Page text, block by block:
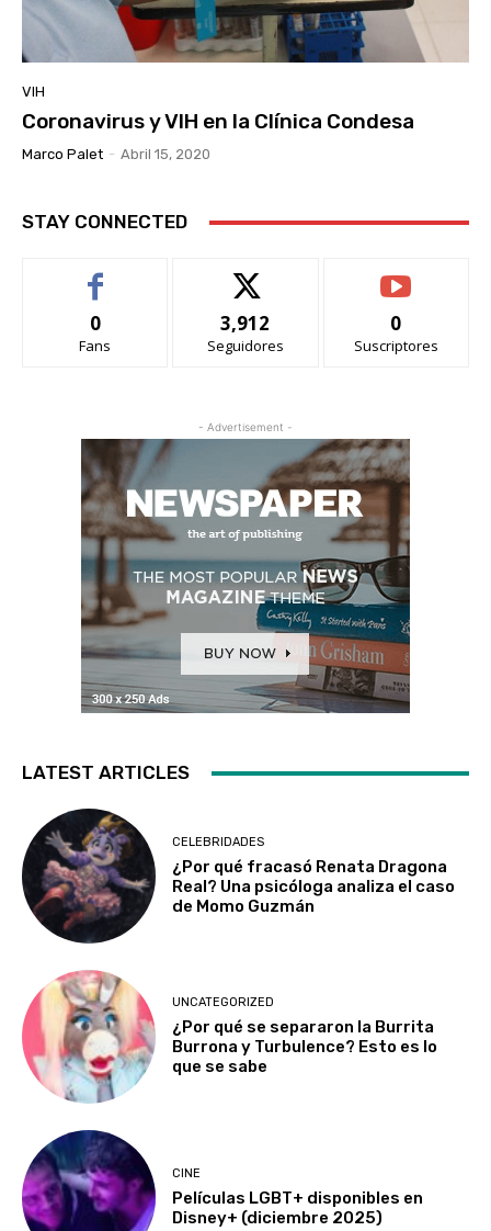
VIH
Coronavirus y VIH en la Clínica Condesa
Marco Palet - Abril 15, 2020
STAY CONNECTED
0
Fans
3,912
Seguidores
0
Suscriptores
- Advertisement -
LATEST ARTICLES
CELEBRIDADES
¿Por qué fracasó Renata Dragona
Real? Una psicóloga analiza el caso
de Momo Guzmán
UNCATEGORIZED
¿Por qué se separaron la Burrita
Burrona y Turbulence? Esto es lo
que se sabe
CINE
Películas LGBT+ disponibles en
Disney+ (diciembre 2025)